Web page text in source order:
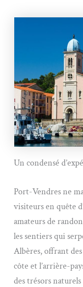
Un condensé
Port-Vendres ne
visiteurs en quête
amateurs de
les sentiers qui
Albères, offrant
côte et l’arrière-
des trésors